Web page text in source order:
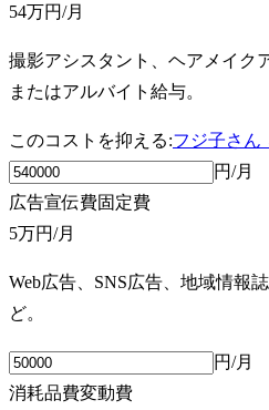
54万円/月
撮影アシスタント、ヘアメイク
またはアルバイト給与。
このコストを抑える:フジ子さん
円/月
広告宣伝費固定費
5万円/月
Web広告、SNS広告、地域情報
ど。
円/月
消耗品費変動費